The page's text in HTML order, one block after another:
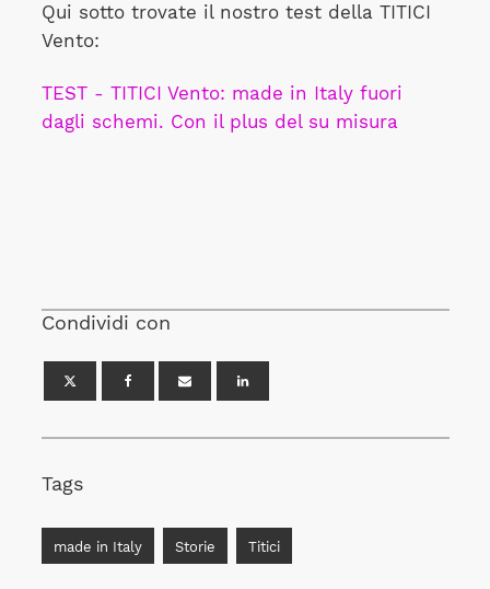
Qui sotto trovate il nostro test della TITICI
Vento:
TEST - TITICI Vento: made in Italy fuori
dagli schemi. Con il plus del su misura
Condividi con
Tags
made in Italy Storie Titici